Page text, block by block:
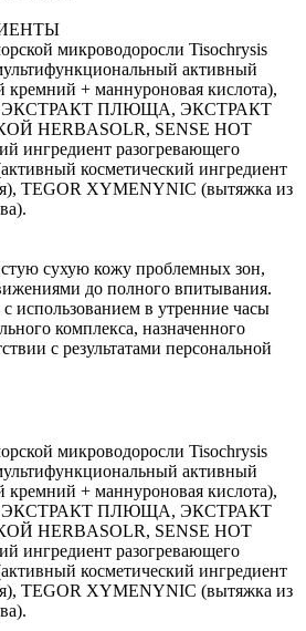
микроводоросли Tisochrysis
активный
кремний + маннуроновая кислота),
ПЛЮЩА, ЭКСТРАКТ
HERBASOLR, SENSE HOT
ингредиент разогревающего
косметический ингредиент
TEGOR XYMENYNIC (вытяжка из
сухую кожу проблемных зон,
до полного впитывания.
с использованием в утренние часы
комплекса, назначенного
с результатами персональной
микроводоросли Tisochrysis
активный
кремний + маннуроновая кислота),
ПЛЮЩА, ЭКСТРАКТ
HERBASOLR, SENSE HOT
ингредиент разогревающего
косметический ингредиент
TEGOR XYMENYNIC (вытяжка из